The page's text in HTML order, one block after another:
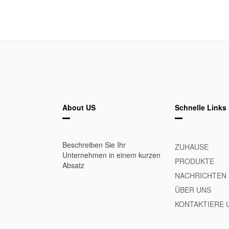
About US
Beschreiben Sie Ihr
Unternehmen in einem kurzen
Absatz
Schnelle Links
ZUHAUSE
PRODUKTE
NACHRICHTEN
ÜBER UNS
KONTAKTIERE